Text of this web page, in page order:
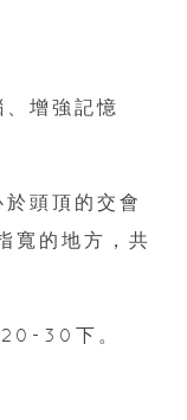
增強記憶
頭頂的交會
寬的地方，共
30下。